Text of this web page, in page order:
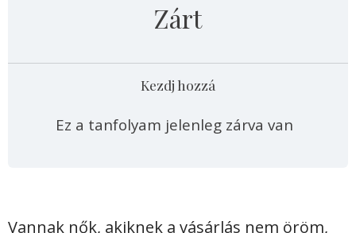
Zárt
Kezdj hozzá
Ez a tanfolyam jelenleg zárva van
Vannak nők, akiknek a vásárlás nem öröm,